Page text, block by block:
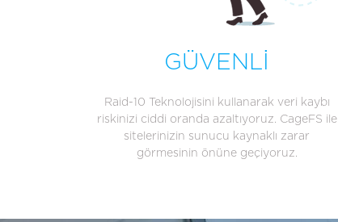
GÜVENLİ
Raid-10 Teknolojisini kullanarak veri kaybı
riskinizi ciddi oranda azaltıyoruz. CageFS ile
sitelerinizin sunucu kaynaklı zarar
görmesinin önüne geçiyoruz.